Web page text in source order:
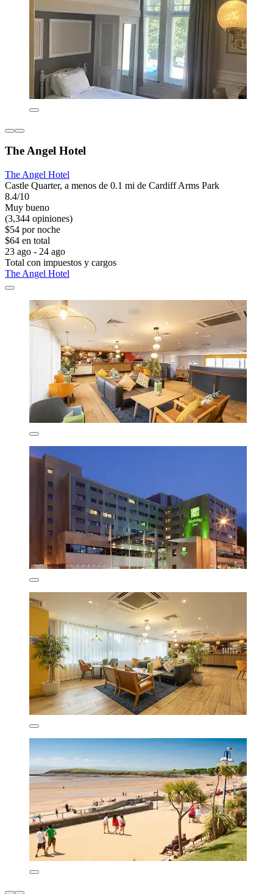
The Angel Hotel
The Angel Hotel
Castle Quarter, a menos de 0.1 mi de Cardiff Arms Park
8.4/10
Muy bueno
(3,344 opiniones)
$54 por noche
$64 en total
23 ago - 24 ago
Total con impuestos y cargos
The Angel Hotel